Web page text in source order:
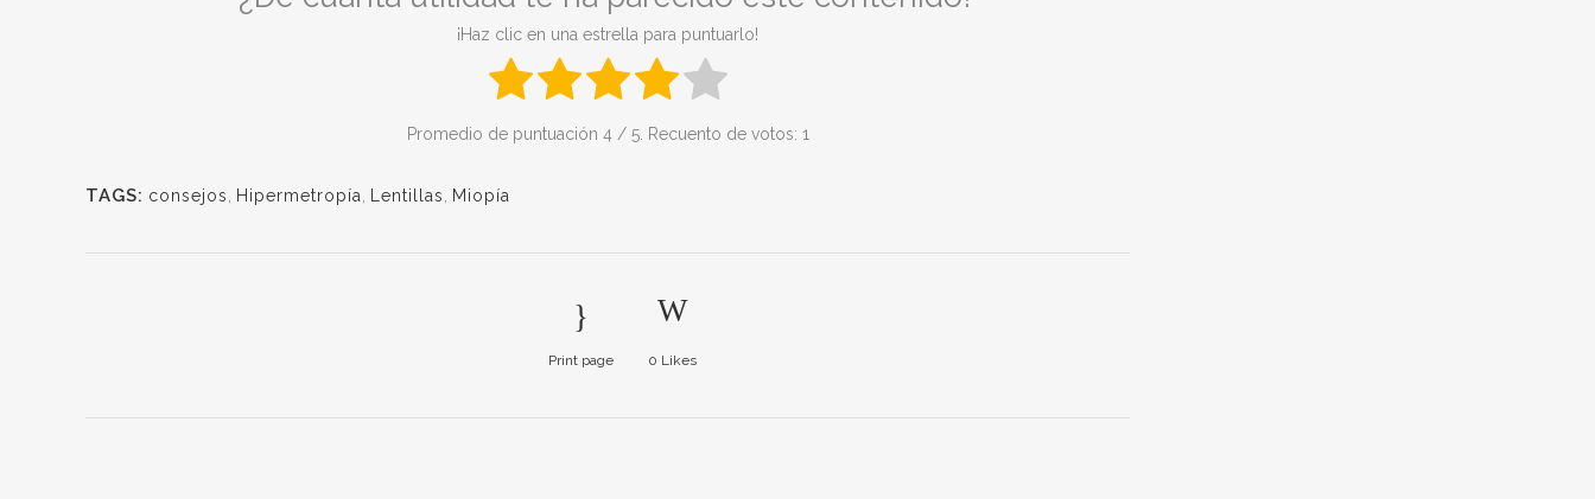
¡Haz clic en una estrella para puntuarlo!
Promedio de puntuación 4/ 5. Recuento de votos: 1
TAGS: consejos Hipermetropía Lentillas Miopía
Print page 0 Likes